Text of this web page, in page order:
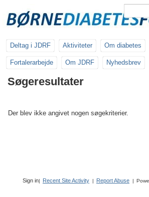
Deltag i JDRF Aktiviteter Om diabetes
Fortalerarbejde Om JDRF Nyhedsbrev
Søgeresultater
Der blev ikke angivet nogen søgekriterier.
Sign in| Recent Site Activity | Report Abuse |